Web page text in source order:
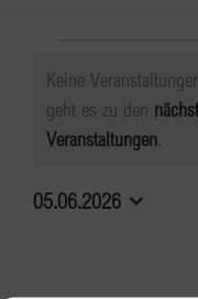
für
Hinweis
Keine
geht es zu den
Veranstaltungen.
05.06.2026